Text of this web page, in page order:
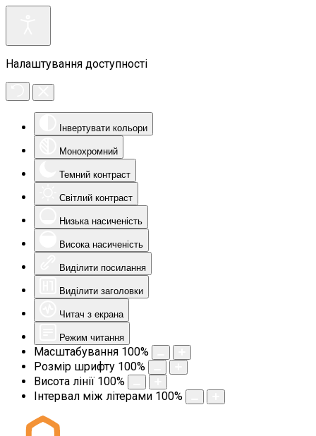
Налаштування доступності
Інвертувати кольори
Монохромний
Темний контраст
Світлий контраст
Низька насиченість
Висока насиченість
Виділити посилання
Виділити заголовки
Читач з екрана
Режим читання
Масштабування 100%
Розмір шрифту 100%
Висота лінії 100%
Інтервал між літерами 100%